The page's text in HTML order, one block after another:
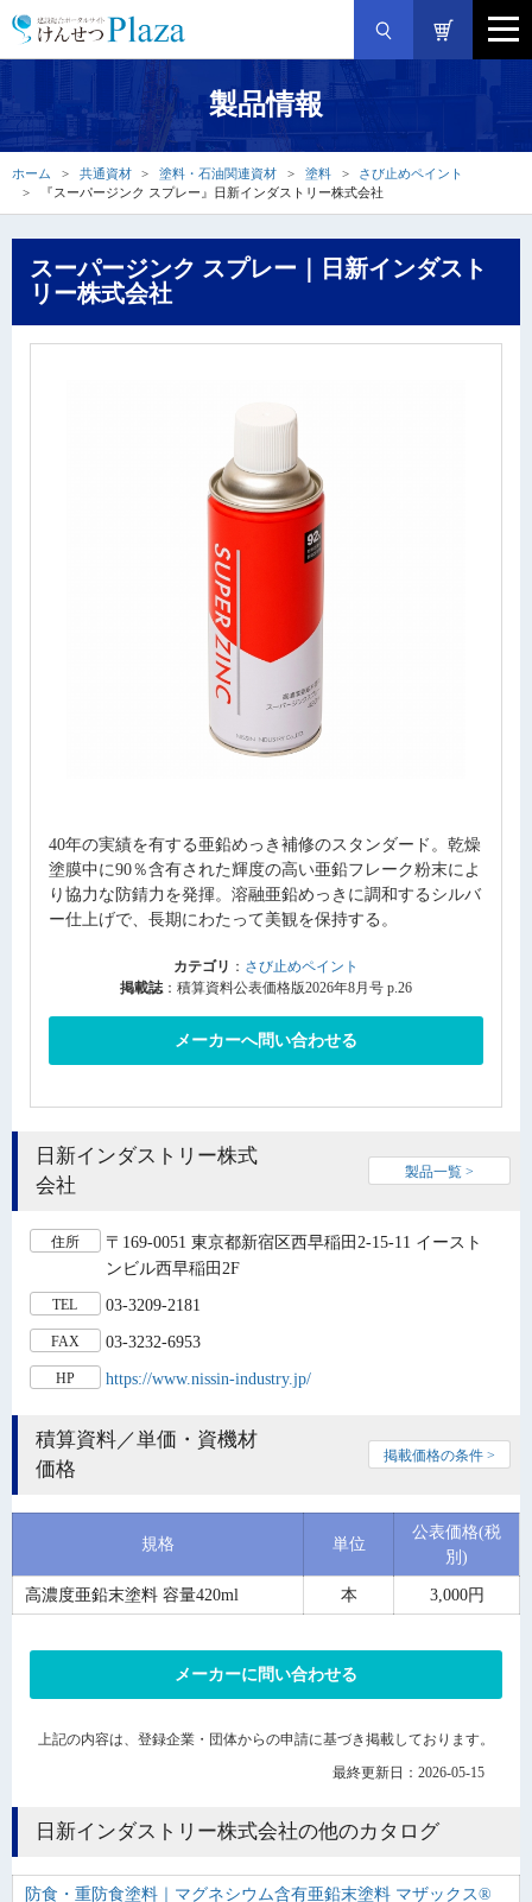
製品情報
ホーム 共通資材 塗料・石油関連資材 塗料
さび止めペイント
『スーパージンク スプレー』日新インダストリー株式会社
スーパージンク スプレー｜日新インダスト
リー株式会社
40年の実績を有する亜鉛めっき補修のスタンダード。乾燥
塗膜中に90％含有された輝度の高い亜鉛フレーク粉末によ
り協力な防錆力を発揮。溶融亜鉛めっきに調和するシルバ
ー仕上げで、長期にわたって美観を保持する。
カテゴリ ： さび止めペイント
掲載誌 ：積算資料公表価格版2026年8月号 p.26
メーカーへ問い合わせる
日新インダストリー株式
会社
製品一覧 >
住所
〒169-0051 東京都新宿区西早稲田2-15-11 イースト
ンビル西早稲田2F
TEL 03-3209-2181
FAX 03-3232-6953
HP https://www.nissin-industry.jp/
積算資料／単価・資機材
価格
掲載価格の条件 >
規格 単位
公表価格(税
別)
高濃度亜鉛末塗料 容量420ml
本 3,000円
メーカーに問い合わせる
上記の内容は、登録企業・団体からの申請に基づき掲載しております。
最終更新日：2026-05-15
日新インダストリー株式会社の他のカタログ
防食・重防食塗料｜マグネシウム含有亜鉛末塗料 マザックス®